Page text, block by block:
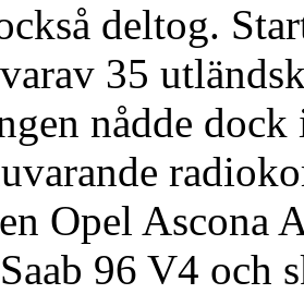
deltog.
35
nådde
Opel Ascona
96 V4